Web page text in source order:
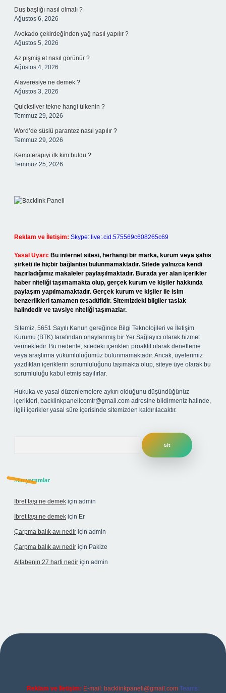
Duş başlığı nasıl olmalı ?
Ağustos 6, 2026
Avokado çekirdeğinden yağ nasıl yapılır ?
Ağustos 5, 2026
Az pişmiş et nasıl görünür ?
Ağustos 4, 2026
Alaveresiye ne demek ?
Ağustos 3, 2026
Quicksilver tekne hangi ülkenin ?
Temmuz 29, 2026
Word’de süslü parantez nasıl yapılır ?
Temmuz 29, 2026
Kemoterapiyi ilk kim buldu ?
Temmuz 25, 2026
Reklam ve İletişim: Skype: live:.cid.575569c608265c69
Yasal Uyarı: Bu internet sitesi, herhangi bir marka, kurum veya şahıs
şirketi ile hiçbir bağlantısı bulunmamaktadır. Sitede yalnızca kendi
hazırladığımız makaleler paylaşılmaktadır. Burada yer alan içerikler
haber niteliği taşımamakta olup, gerçek kurum ve kişiler hakkında
paylaşım yapılmamaktadır. Gerçek kurum ve kişiler ile isim
benzerlikleri tamamen tesadüfidir. Sitemizdeki bilgiler taslak
halindedir ve tavsiye niteliği taşımazlar.
Sitemiz, 5651 Sayılı Kanun gereğince Bilgi Teknolojileri ve İletişim
Kurumu (BTK) tarafından onaylanmış bir Yer Sağlayıcı olarak hizmet
vermektedir. Bu nedenle, sitedeki içerikleri proaktif olarak denetleme
veya araştırma yükümlülüğümüz bulunmamaktadır. Ancak, üyelerimiz
yazdıkları içeriklerin sorumluluğunu taşımakta olup, siteye üye olarak bu
sorumluluğu kabul etmiş sayılırlar.
Hukuka ve yasal düzenlemelere aykırı olduğunu düşündüğünüz
içerikleri, backlinkpanelicomtr@gmail.com adresine bildirmeniz halinde,
ilgili içerikler yasal süre içerisinde sitemizden kaldırılacaktır.
Son yorumlar
Ibret taşı ne demek için admin
Ibret taşı ne demek için Er
Çarpma balık avı nedir için admin
Çarpma balık avı nedir için Pakize
Alfabenin 27 harfi nedir için admin
Reklam ve İletişim: E-mail: backlinkpaneli@gmail.com Teams: